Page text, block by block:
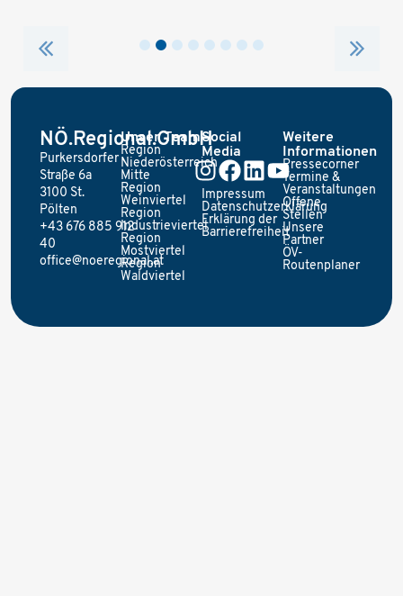
NÖ.Regional.GmbH
Purkersdorfer
Straße 6a
3100 St.
Pölten
+43 676 885 912
40
office@noeregional.at
Unser Team
Region
Niederösterreich
Mitte
Region
Weinviertel
Region
Industrieviertel
Region
Mostviertel
Region
Waldviertel
Social
Media
Impressum
Datenschutzerklärung
Erklärung der
Barrierefreiheit
Weitere
Informationen
Pressecorner
Termine &
Veranstaltungen
Offene
Stellen
Unsere
Partner
ÖV-
Routenplaner